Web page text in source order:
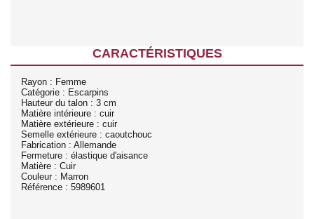
CARACTÉRISTIQUES
Rayon : Femme
Catégorie : Escarpins
Hauteur du talon : 3 cm
Matière intérieure : cuir
Matière extérieure : cuir
Semelle extérieure : caoutchouc
Fabrication : Allemande
Fermeture : élastique d'aisance
Matière : Cuir
Couleur : Marron
Référence : 5989601